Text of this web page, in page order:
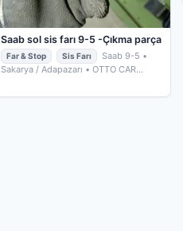
Saab sol sis farı 9-5 -Çıkma parça
Far & Stop Sis Farı Saab 9-5 •
Sakarya / Adapazarı • OTTO CAR